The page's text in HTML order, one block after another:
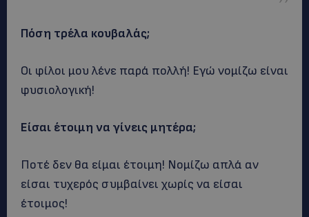
Πόση τρέλα κουβαλάς;
Οι φίλοι μου λένε παρά πολλή! Εγώ νομίζω είναι
φυσιολογική!
Είσαι έτοιμη να γίνεις μητέρα;
Ποτέ δεν θα είμαι έτοιμη! Νομίζω απλά αν
είσαι τυχερός συμβαίνει χωρίς να είσαι
έτοιμος!